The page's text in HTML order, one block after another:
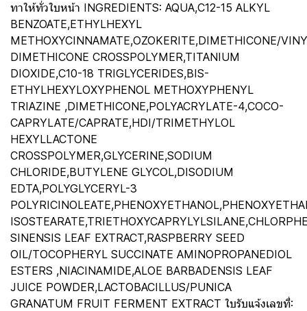
ทาให้ทั่วใบหน้า INGREDIENTS: AQUA,C12-15 ALKYL
BENZOATE,ETHYLHEXYL
METHOXYCINNAMATE,OZOKERITE,DIMETHICONE/
DIMETHICONE CROSSPOLYMER,TITANIUM
DIOXIDE,C10-18 TRIGLYCERIDES,BIS-
ETHYLHEXYLOXYPHENOL METHOXYPHENYL
TRIAZINE ,DIMETHICONE,POLYACRYLATE-4,COCO-
CAPRYLATE/CAPRATE,HDI/TRIMETHYLOL
HEXYLLACTONE
CROSSPOLYMER,GLYCERINE,SODIUM
CHLORIDE,BUTYLENE GLYCOL,DISODIUM
EDTA,POLYGLYCERYL-3
SINENSIS LEAF EXTRACT,RASPBERRY SEED
OIL/TOCOPHERYL SUCCINATE AMINOPROPANEDIOL
ESTERS ,NIACINAMIDE,ALOE BARBADENSIS LEAF
JUICE POWDER,LACTOBACILLUS/PUNICA
GRANATUM FRUIT FERMENT EXTRACT ใบรับแจ้งเลขที่: